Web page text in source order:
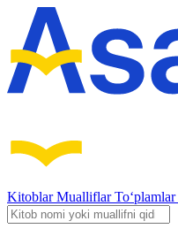
KitoblarMualliflarTo‘plamlar